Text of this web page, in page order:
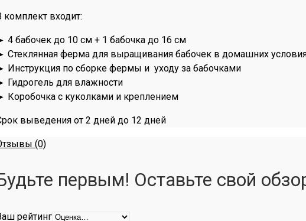
комплект входит:
4 бабочек до 10 см + 1 бабочка до 16 см
Стеклянная ферма для выращивания бабочек в домашних
Инструкция по сборке фермы и уходу за бабочками
Гидрогель для влажности
Коробочка с куколками и креплением
выведения от 2 дней до 12 дней
(0)
первым! Оставьте свой
рейтинг